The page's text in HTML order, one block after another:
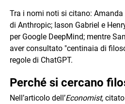
Tra i nomi noti si citano:
di Anthropic; Iason Gabriel e
per Google DeepMind; mentre
aver consultato "centinaia di
regole di ChatGPT.
Perché si cercano
Nell’articolo dell’Economist,